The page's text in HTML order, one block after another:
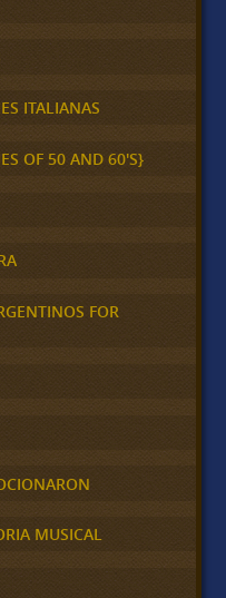
ITALIANAS
OF 50 AND 60'S}
FOR
MUSICAL